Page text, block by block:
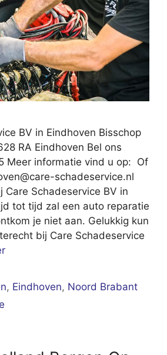
BV in Eindhoven Bisschop
RA Eindhoven Bel ons
Meer informatie vind u op: Of
schadeservice.nl
Care Schadeservice BV in
tot tijd zal een auto reparatie
je niet aan. Gelukkig kun
bij Care Schadeservice
, Eindhoven, Noord Brabant